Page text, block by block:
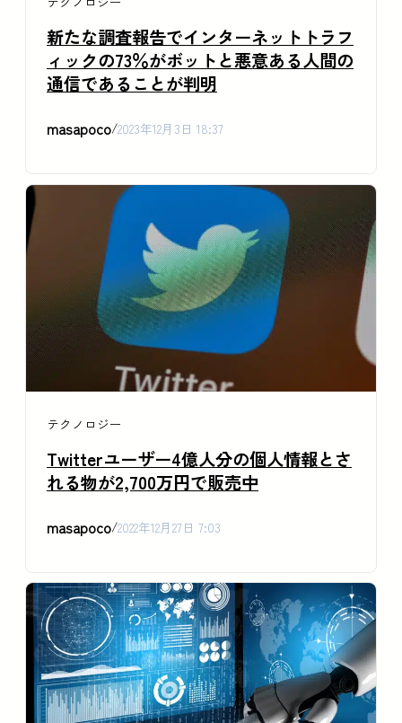
新たな調査報告でインターネットトラフ
ィックの73％がボットと悪意ある人間の
通信であることが判明
masapoco/2023年12月3日 18:37
テクノロジー
Twitterユーザー4億人分の個人情報とさ
れる物が2,700万円で販売中
masapoco/2022年12月27日 7:03